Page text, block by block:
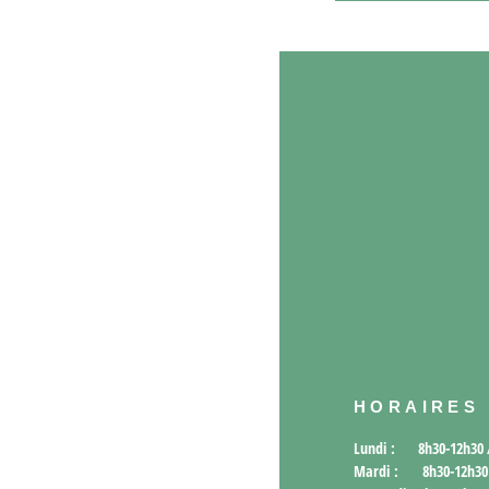
HORAIRES
Lundi : 8h30-12h30 /
Mardi : 8h30-12h30